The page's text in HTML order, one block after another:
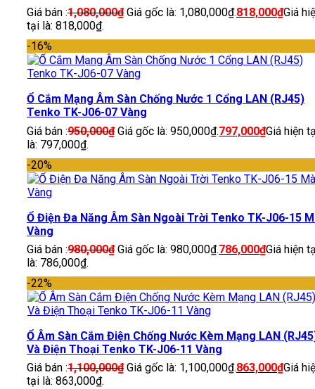
Giá bán :1,080,000₫ Giá gốc là: 1,080,000₫.818,000₫Giá
tại là: 818,000₫.
-16%
Ổ Cắm Mạng Âm Sàn Chống Nước 1 Cổng LAN (RJ45)
Tenko TK-J06-07 Vàng
Giá bán :950,000₫ Giá gốc là: 950,000₫.797,000₫Giá hiện
là: 797,000₫.
-20%
Ổ Điện Đa Năng Âm Sàn Ngoài Trời Tenko TK-J06-15
Vàng
Giá bán :980,000₫ Giá gốc là: 980,000₫.786,000₫Giá hiện
là: 786,000₫.
-22%
Ổ Âm Sàn Cắm Điện Chống Nước Kèm Mạng LAN
Và Điện Thoại Tenko TK-J06-11 Vàng
Giá bán :1,100,000₫ Giá gốc là: 1,100,000₫.863,000₫Giá
tại là: 863,000₫.